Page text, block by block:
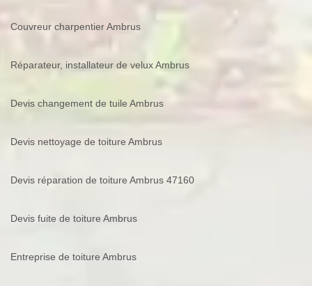
Couvreur charpentier Ambrus
Réparateur, installateur de velux Ambrus
Devis changement de tuile Ambrus
Devis nettoyage de toiture Ambrus
Devis réparation de toiture Ambrus 47160
Devis fuite de toiture Ambrus
Entreprise de toiture Ambrus